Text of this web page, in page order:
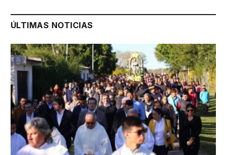
ÚLTIMAS NOTICIAS